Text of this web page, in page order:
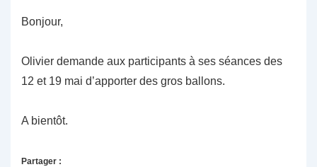
Bonjour,
Olivier demande aux participants à ses séances des
12 et 19 mai d’apporter des gros ballons.
A bientôt.
Partager :